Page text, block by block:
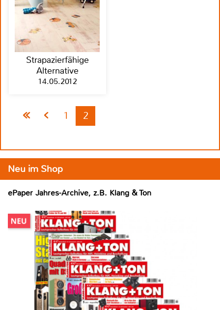
Strapazierfähige
Alternative
14.05.2012
1 2
Neu im Shop
ePaper Jahres-Archive, z.B. Klang & Ton